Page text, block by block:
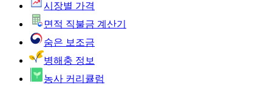
시장별 가격
면적 직불금 계산기
숨은 보조금
병해충 정보
농사 커리큘럼